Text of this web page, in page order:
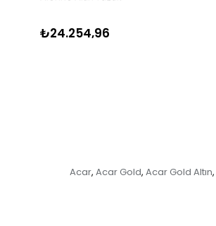
₺24.254,96
Acar, Acar Gold, Acar Gold Altın,